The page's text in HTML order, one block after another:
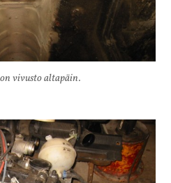
vivusto altapäin.